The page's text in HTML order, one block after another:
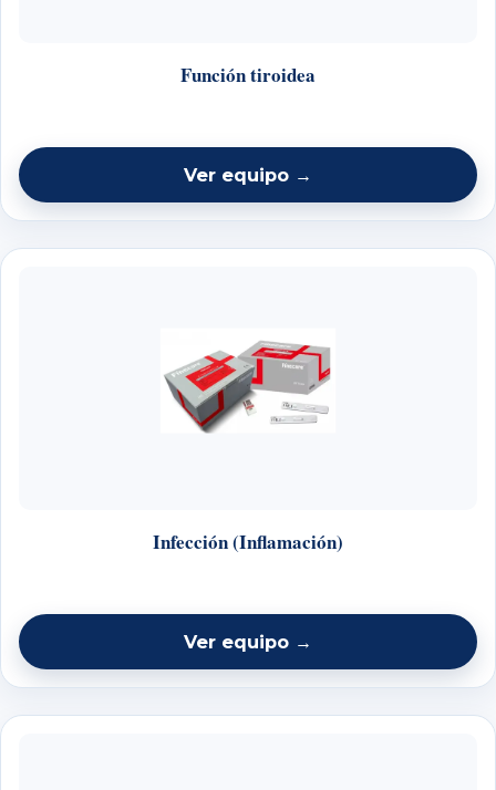
Función tiroidea
Ver equipo →
Infección (Inflamación)
Ver equipo →